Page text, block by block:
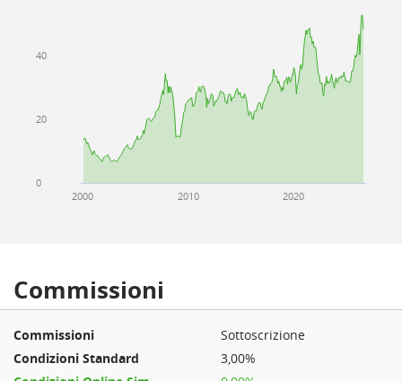
2000 2010 2020
0
20
40
Commissioni
Sottoscrizione
3,00%